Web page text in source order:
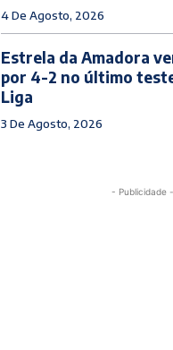
4 De Agosto, 2026
Estrela da Amadora
por 4-2 no último
Liga
3 De Agosto, 2026
- Publicidade -